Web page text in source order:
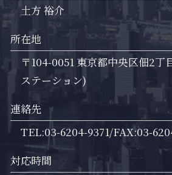
土方 裕介
所在地
〒104-0051 東京都中央区佃2丁
ステーション)
連絡先
TEL:03-6204-9371/FAX:03-
対応時間